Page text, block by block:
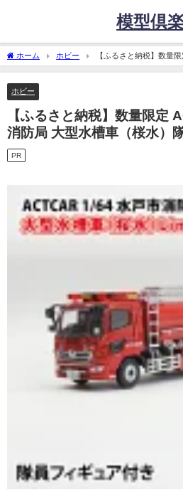
模型倶
ホーム ホビー
【ふるさと納税】数量
水槽車（桜水）隊員フィギュア付で
ホビー
【ふるさと納税】数量限定
消防局 大型水槽車（桜水）
PR